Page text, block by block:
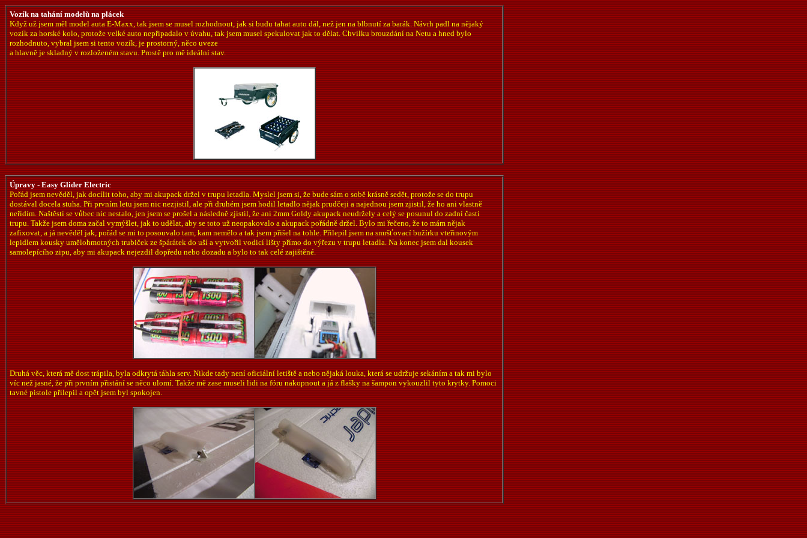
Vozík na tahání modelů na plácek
Když už jsem měl model auta E-Maxx, tak jsem se musel rozhodnout, jak si budu tahat auto dál, než jen na blbnutí za barák. Návrh padl na nějaký
vozík za horské kolo, protože velké auto nepřipadalo v úvahu, tak jsem musel spekulovat jak to dělat. Chvilku brouzdání na Netu a hned bylo
rozhodnuto, vybral jsem si tento vozík, je prostorný, něco uveze
a hlavně je skladný v rozloženém stavu. Prostě pro mě ideální stav.
Úpravy - Easy Glider Electric
Pořád jsem nevěděl, jak docílit toho, aby mi akupack držel v trupu letadla. Myslel jsem si, že bude sám o sobě krásně sedět, protože se do trupu
dostával docela stuha. Při prvním letu jsem nic nezjistil, ale při druhém jsem hodil letadlo nějak prudčeji a najednou jsem zjistil, že ho ani vlastně
neřídím. Naštěstí se vůbec nic nestalo, jen jsem se prošel a následně zjistil, že ani 2mm Goldy akupack neudržely a celý se posunul do zadní časti
trupu. Takže jsem doma začal vymýšlet, jak to udělat, aby se toto už neopakovalo a akupack pořádně držel. Bylo mi řečeno, že to mám nějak
zafixovat, a já nevěděl jak, pořád se mi to posouvalo tam, kam nemělo a tak jsem přišel na tohle. Přilepil jsem na smršťovací bužírku vteřinovým
lepidlem kousky umělohmotných trubiček ze špárátek do uší a vytvořil vodicí lišty přímo do výřezu v trupu letadla. Na konec jsem dal kousek
samolepícího zipu, aby mi akupack nejezdil dopředu nebo dozadu a bylo to tak celé zajištěné.
Druhá věc, která mě dost trápila, byla odkrytá táhla serv. Nikde tady není oficiální letiště a nebo nějaká louka, která se udržuje sekáním a tak mi bylo
víc než jasné, že při prvním přistání se něco ulomí. Takže mě zase museli lidi na fóru nakopnout a já z flašky na šampon vykouzlil tyto krytky. Pomoci
tavné pistole přilepil a opět jsem byl spokojen.